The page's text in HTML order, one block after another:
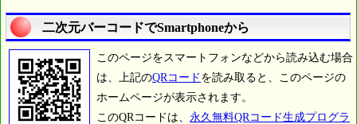
二次元バーコードでSmartphoneから
このページをスマートフォンなどから読み込む場合
は、上記のQRコード を読み取ると、このページの
ホームページが表示されます。
このQRコードは、 永久無料QRコード生成プログラ